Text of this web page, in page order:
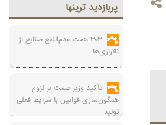
پربازديد ترينها
۳۰۳ همت عدم‌النفع صنایع از
ناترازی‌ها
تأکید وزیر صمت بر لزوم
همگون‌سازی قوانین با شرایط فعلی
تولید